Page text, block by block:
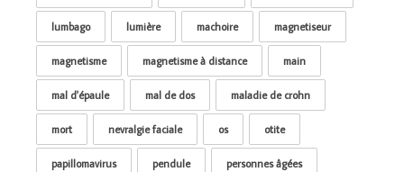
lumbago lumière machoire magnetiseur
magnetisme magnetisme à distance main
mal d'épaule mal de dos maladie de crohn
mort nevralgie faciale os otite
papillomavirus pendule personnes âgées